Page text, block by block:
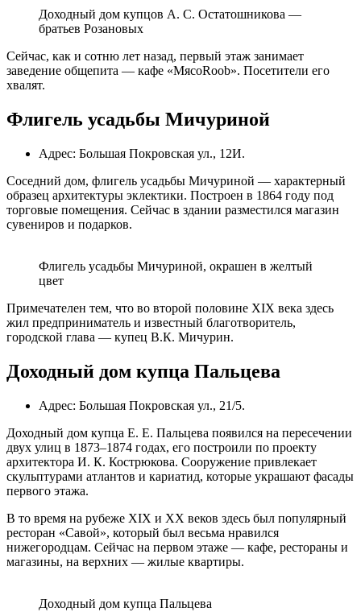
Доходный дом купцов А. С. Остатошникова —
братьев Розановых
Сейчас, как и сотню лет назад, первый этаж занимает
заведение общепита — кафе «МясоRoob». Посетители его
хвалят.
Флигель усадьбы Мичуриной
Адрес: Большая Покровская ул., 12И.
Соседний дом, флигель усадьбы Мичуриной — характерный
образец архитектуры эклектики. Построен в 1864 году под
торговые помещения. Сейчас в здании разместился магазин
сувениров и подарков.
Флигель усадьбы Мичуриной, окрашен в желтый
цвет
Примечателен тем, что во второй половине XIX века здесь
жил предприниматель и известный благотворитель,
городской глава — купец В.К. Мичурин.
Доходный дом купца Пальцева
Адрес: Большая Покровская ул., 21/5.
Доходный дом купца Е. Е. Пальцева появился на пересечении
двух улиц в 1873–1874 годах, его построили по проекту
архитектора И. К. Кострюкова. Сооружение привлекает
скульптурами атлантов и кариатид, которые украшают фасады
первого этажа.
В то время на рубеже XIX и XX веков здесь был популярный
ресторан «Савой», который был весьма нравился
нижегородцам. Сейчас на первом этаже — кафе, рестораны и
магазины, на верхних — жилые квартиры.
Доходный дом купца Пальцева